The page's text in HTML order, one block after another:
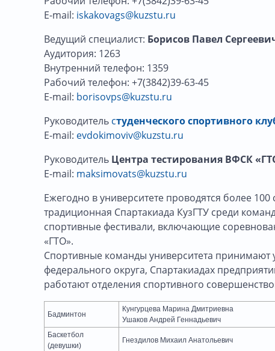
E-mail: iskakovags@kuzstu.ru
Ведущий специалист: Борисов Павел
Аудитория: 1263
Внутренний телефон: 1359
Рабочий телефон: +7(3842)39-63-45
E-mail: borisovps@kuzstu.ru
Руководитель студенческого спортивного
E-mail: evdokimoviv@kuzstu.ru
Руководитель Центра тестирования ВФСК
E-mail: maksimovats@kuzstu.ru
Ежегодно в университете проводятся более
традиционная Спартакиада КузГТУ среди
спортивные фестивали, включающие
«ГТО».
Спортивные команды университета принимают
федерального округа, Спартакиадах
работают отделения спортивного
Бадминтон
Кунгурцева Марина Дмитриевна
Ушаков Андрей Геннадьевич
Баскетбол
(девушки)
Гнездилов Михаил Анатольевич